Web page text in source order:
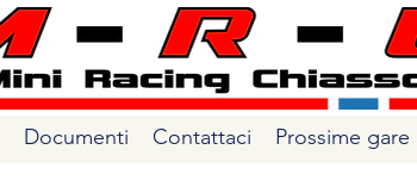
Documenti Contattaci Prossime gare